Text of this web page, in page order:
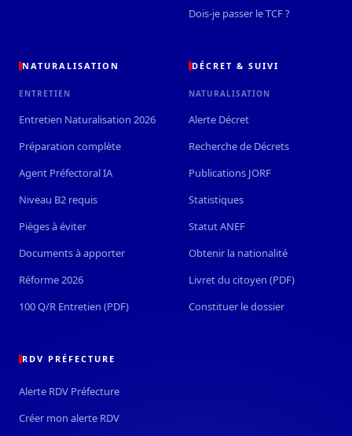
Dois-je passer le TCF ?
NATURALISATION
ENTRETIEN
Entretien Naturalisation 2026
Préparation complète
Agent Préfectoral IA
Niveau B2 requis
Pièges à éviter
Documents à apporter
Réforme 2026
100 Q/R Entretien (PDF)
DÉCRET & SUIVI
NATURALISATION
Alerte Décret
Recherche de Décrets
Publications JORF
Statistiques
Statut ANEF
Obtenir la nationalité
Livret du citoyen (PDF)
Constituer le dossier
RDV PRÉFECTURE
Alerte RDV Préfecture
Créer mon alerte RDV